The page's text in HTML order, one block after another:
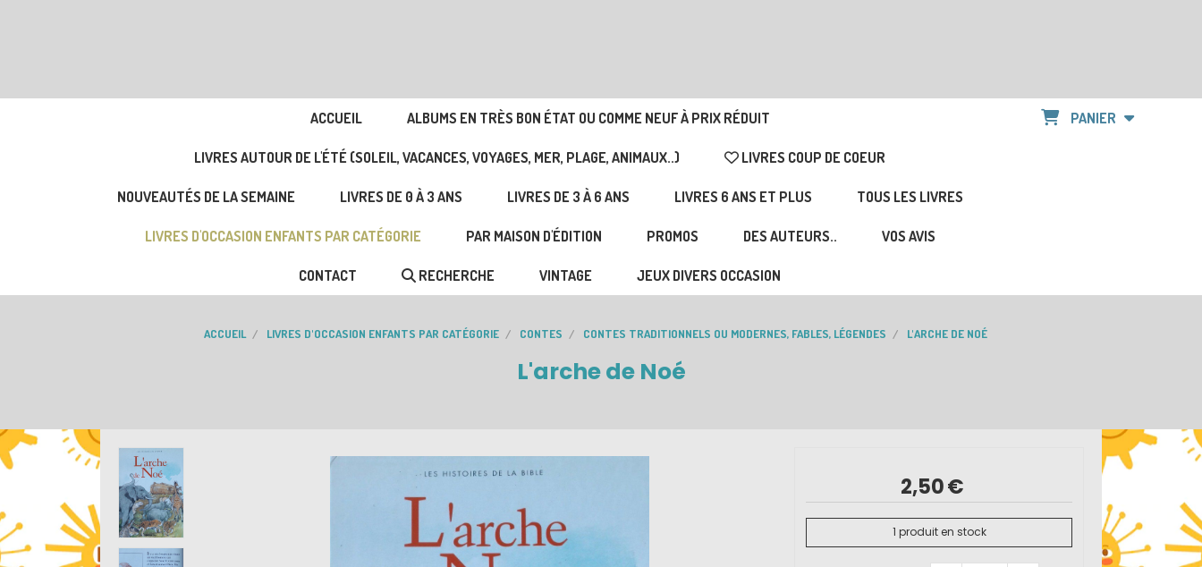
ACCUEIL ALBUMS EN TRÈS BON ÉTAT OU COMME NEUF À PRIX RÉDUIT
LIVRES AUTOUR DE L'ÉTÉ (SOLEIL, VACANCES, VOYAGES, MER, PLAGE, ANIMAUX..) LIVRES COUP DE COEUR
NOUVEAUTÉS DE LA SEMAINE LIVRES DE 0 À 3 ANS LIVRES DE 3 À 6 ANS LIVRES 6 ANS ET PLUS TOUS LES LIVRES
LIVRES D'OCCASION ENFANTS PAR CATÉGORIE PAR MAISON D'ÉDITION PROMOS DES AUTEURS.. VOS AVIS
CONTACT RECHERCHE VINTAGE JEUX DIVERS OCCASION
PANIER
ACCUEIL LIVRES D'OCCASION ENFANTS PAR CATÉGORIE CONTES CONTES TRADITIONNELS OU MODERNES, FABLES, LÉGENDES L'ARCHE DE NOÉ
L'arche de Noé
2,50€
1 produit en stock